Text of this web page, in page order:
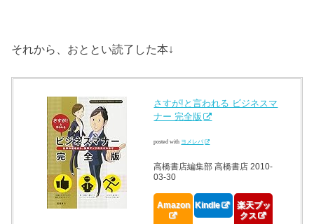
それから、おととい読了した本↓
さすが!と言われる ビジネスマ
ナー 完全版
posted with ヨメレバ
高橋書店編集部 高橋書店 2010-
03-30
Amazon Kindle
楽天ブッ
クス